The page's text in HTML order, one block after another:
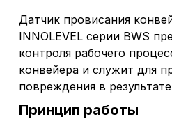
Датчик провисания
INNOLEVEL серии BWS
контроля рабочего
конвейера и служит для
повреждения в
Принцип работы